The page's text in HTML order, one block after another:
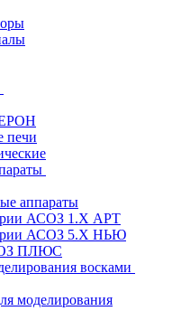
печи
аппараты
АСОЗ 1.Х АРТ
АСОЗ 5.Х НЬЮ
ПЛЮС
восками
моделирования